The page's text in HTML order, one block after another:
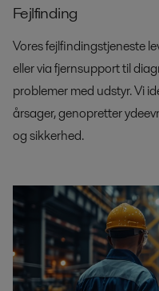
Fejlfinding
Vores fejlfindingstjeneste
eller via fjernsupport til
problemer med udstyr. Vi
årsager, genopretter
og sikkerhed.